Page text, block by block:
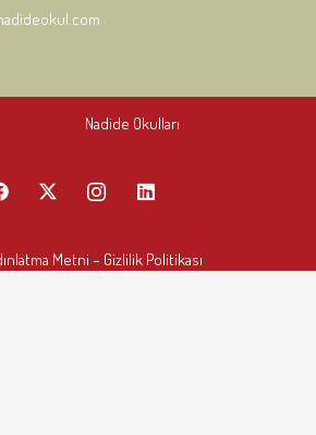
Nadide Okulları
Metni – Gizlilik Politikası